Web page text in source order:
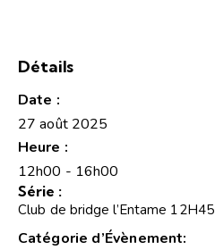
Détails
Date :
27 août 2025
Heure :
12h00 - 16h00
Série :
Club de bridge l’Entame 12H45
Catégorie d’Évènement: